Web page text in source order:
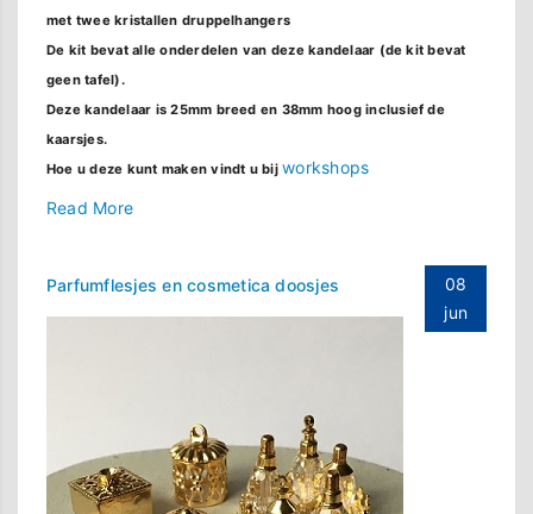
met twee kristallen druppelhangers
De kit bevat alle onderdelen van deze kandelaar (de kit bevat
geen tafel).
Deze kandelaar is 25mm breed en 38mm hoog inclusief de
kaarsjes.
Hoe u deze kunt maken vindt u bijworkshops
Read More
08
jun
Parfumflesjes en cosmetica doosjes